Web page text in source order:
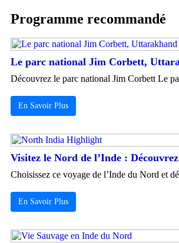
Programme recommandé
Le parc national Jim Corbett,
Découvrez le parc national Jim Corbett Le
En Savoir Plus
Visitez le Nord de l’Inde :
Choisissez ce voyage de l’Inde du Nord et
En Savoir Plus